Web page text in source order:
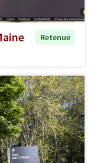
Retenue